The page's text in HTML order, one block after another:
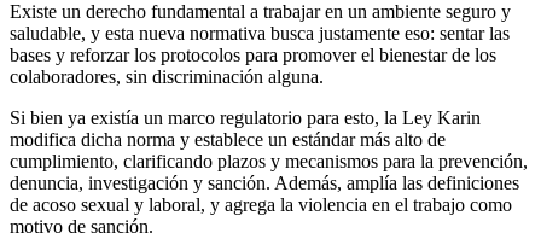
Existe un derecho fundamental a trabajar en un ambiente seguro y
saludable, y esta nueva normativa busca justamente eso: sentar las
bases y reforzar los protocolos para promover el bienestar de los
colaboradores, sin discriminación alguna.
Si bien ya existía un marco regulatorio para esto, la Ley Karin
modifica dicha norma y establece un estándar más alto de
cumplimiento, clarificando plazos y mecanismos para la prevención,
denuncia, investigación y sanción. Además, amplía las definiciones
de acoso sexual y laboral, y agrega la violencia en el trabajo como
motivo de sanción.